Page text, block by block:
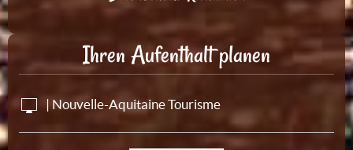
Ihren Aufenthalt planen
| Nouvelle-Aquitaine Tourisme